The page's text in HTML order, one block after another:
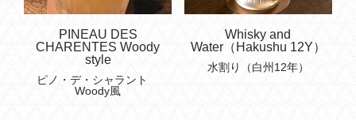
PINEAU DES
CHARENTES Woody
style
ピノ・デ・シャラント
Woody風
Whisky and
Water（Hakushu 12Y）
水割り（白州12年）